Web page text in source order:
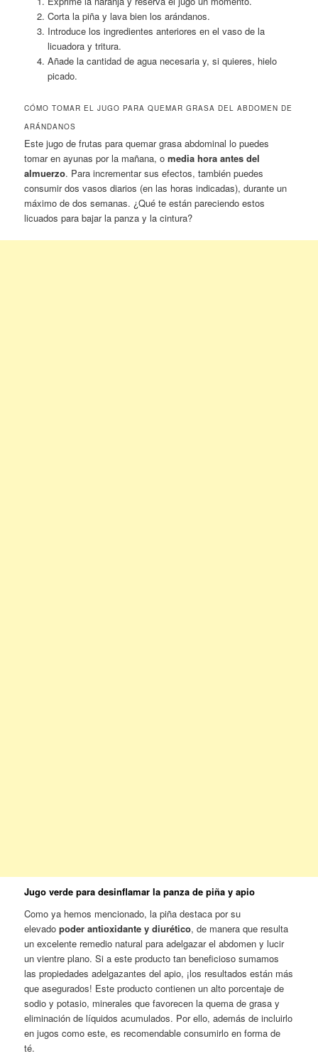
Corta la piña y lava bien los arándanos.
Introduce los ingredientes anteriores en el vaso de la
licuadora y tritura.
Añade la cantidad de agua necesaria y, si quieres, hielo
picado.
CÓMO TOMAR EL JUGO PARA QUEMAR GRASA DEL ABDOMEN DE
ARÁNDANOS
Este jugo de frutas para quemar grasa abdominal lo puedes
tomar en ayunas por la mañana, o media hora antes del
almuerzo. Para incrementar sus efectos, también puedes
consumir dos vasos diarios (en las horas indicadas), durante un
máximo de dos semanas. ¿Qué te están pareciendo estos
licuados para bajar la panza y la cintura?
Jugo verde para desinflamar la panza de piña y apio
Como ya hemos mencionado, la piña destaca por su
elevadopoder antioxidante y diurético, de manera que resulta
un excelente remedio natural para adelgazar el abdomen y lucir
un vientre plano. Si a este producto tan beneficioso sumamos
las propiedades adelgazantes del apio, ¡los resultados están más
que asegurados! Este producto contienen un alto porcentaje de
sodio y potasio, minerales que favorecen la quema de grasa y
eliminación de líquidos acumulados. Por ello, además de incluirlo
en jugos como este, es recomendable consumirlo en forma de
té.